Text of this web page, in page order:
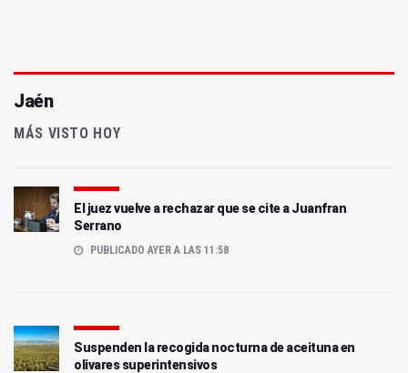
Jaén
MÁS VISTO HOY
El juez vuelve a rechazar que se cite a Juanfran
Serrano
PUBLICADO AYER A LAS 11:58
Suspenden la recogida nocturna de aceituna en
olivares superintensivos